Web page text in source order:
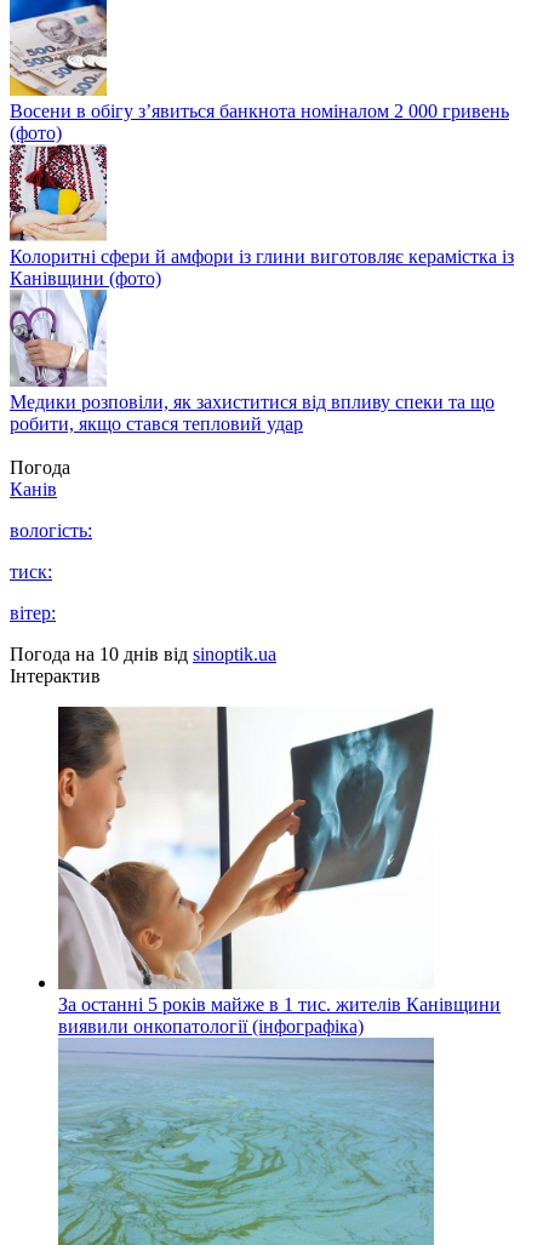
Восени в обігу з’явиться банкнота номіналом 2 000 гривень
(фото)
Колоритні сфери й амфори із глини виготовляє керамістка із
Канівщини (фото)
Медики розповіли, як захиститися від впливу спеки та що
робити, якщо стався тепловий удар
Погода
Канів
вологість:
тиск:
вітер:
Погода на 10 днів від sinoptik.ua
Інтерактив
За останні 5 років майже в 1 тис. жителів Канівщини
виявили онкопатології (інфографіка)